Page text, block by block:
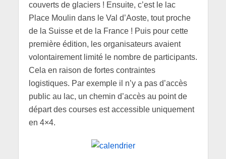
couverts de glaciers ! Ensuite, c’est le lac
Place Moulin dans le Val d’Aoste, tout proche
de la Suisse et de la France ! Puis pour cette
première édition, les organisateurs avaient
volontairement limité le nombre de participants.
Cela en raison de fortes contraintes
logistiques. Par exemple il n’y a pas d’accès
public au lac, un chemin d’accès au point de
départ des courses est accessible uniquement
en 4×4.